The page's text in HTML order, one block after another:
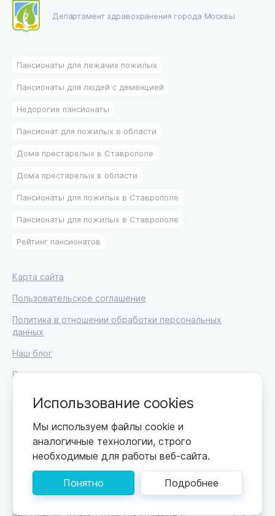
Департамент здравохранения города Москвы
Пансионаты для лежачих пожилых
Пансионаты для людей с деменцией
Недорогие пансионаты
Пансионат для пожилых в области
Дома престарелых в Ставрополе
Дома престарелых в области
Пансионаты для пожилых в Ставрополе
Пансионаты для пожилых в Ставрополе
Рейтинг пансионатов
Карта сайта
Пользовательское соглашение
Политика в отношении обработки персональных
данных
Наш блог
Письмо директору
Вакансии
© 2026
ИП Высоцкий Дмитрий Петрович, ИНН 233610721148
Использование cookies
Мы используем файлы cookie и
аналогичные технологии, строго
необходимые для работы веб-сайта.
Понятно Подробнее